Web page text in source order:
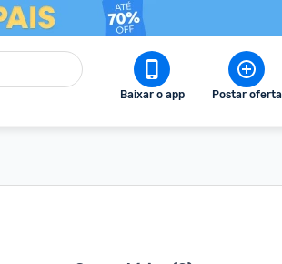
Baixar o app Postar oferta